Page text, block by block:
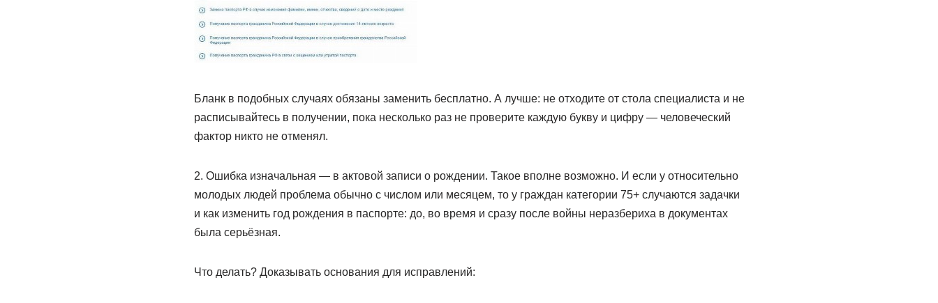
Бланк в подобных случаях обязаны заменить бесплатно. А лучше: не отходите от стола специалиста и не
расписывайтесь в получении, пока несколько раз не проверите каждую букву и цифру — человеческий
фактор никто не отменял.
2. Ошибка изначальная — в актовой записи о рождении. Такое вполне возможно. И если у относительно
молодых людей проблема обычно с числом или месяцем, то у граждан категории 75+ случаются задачки
и как изменить год рождения в паспорте: до, во время и сразу после войны неразбериха в документах
была серьёзная.
Что делать? Доказывать основания для исправлений: